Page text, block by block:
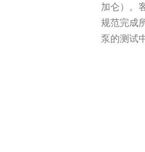
加仑）。
规范完成
泵的测试